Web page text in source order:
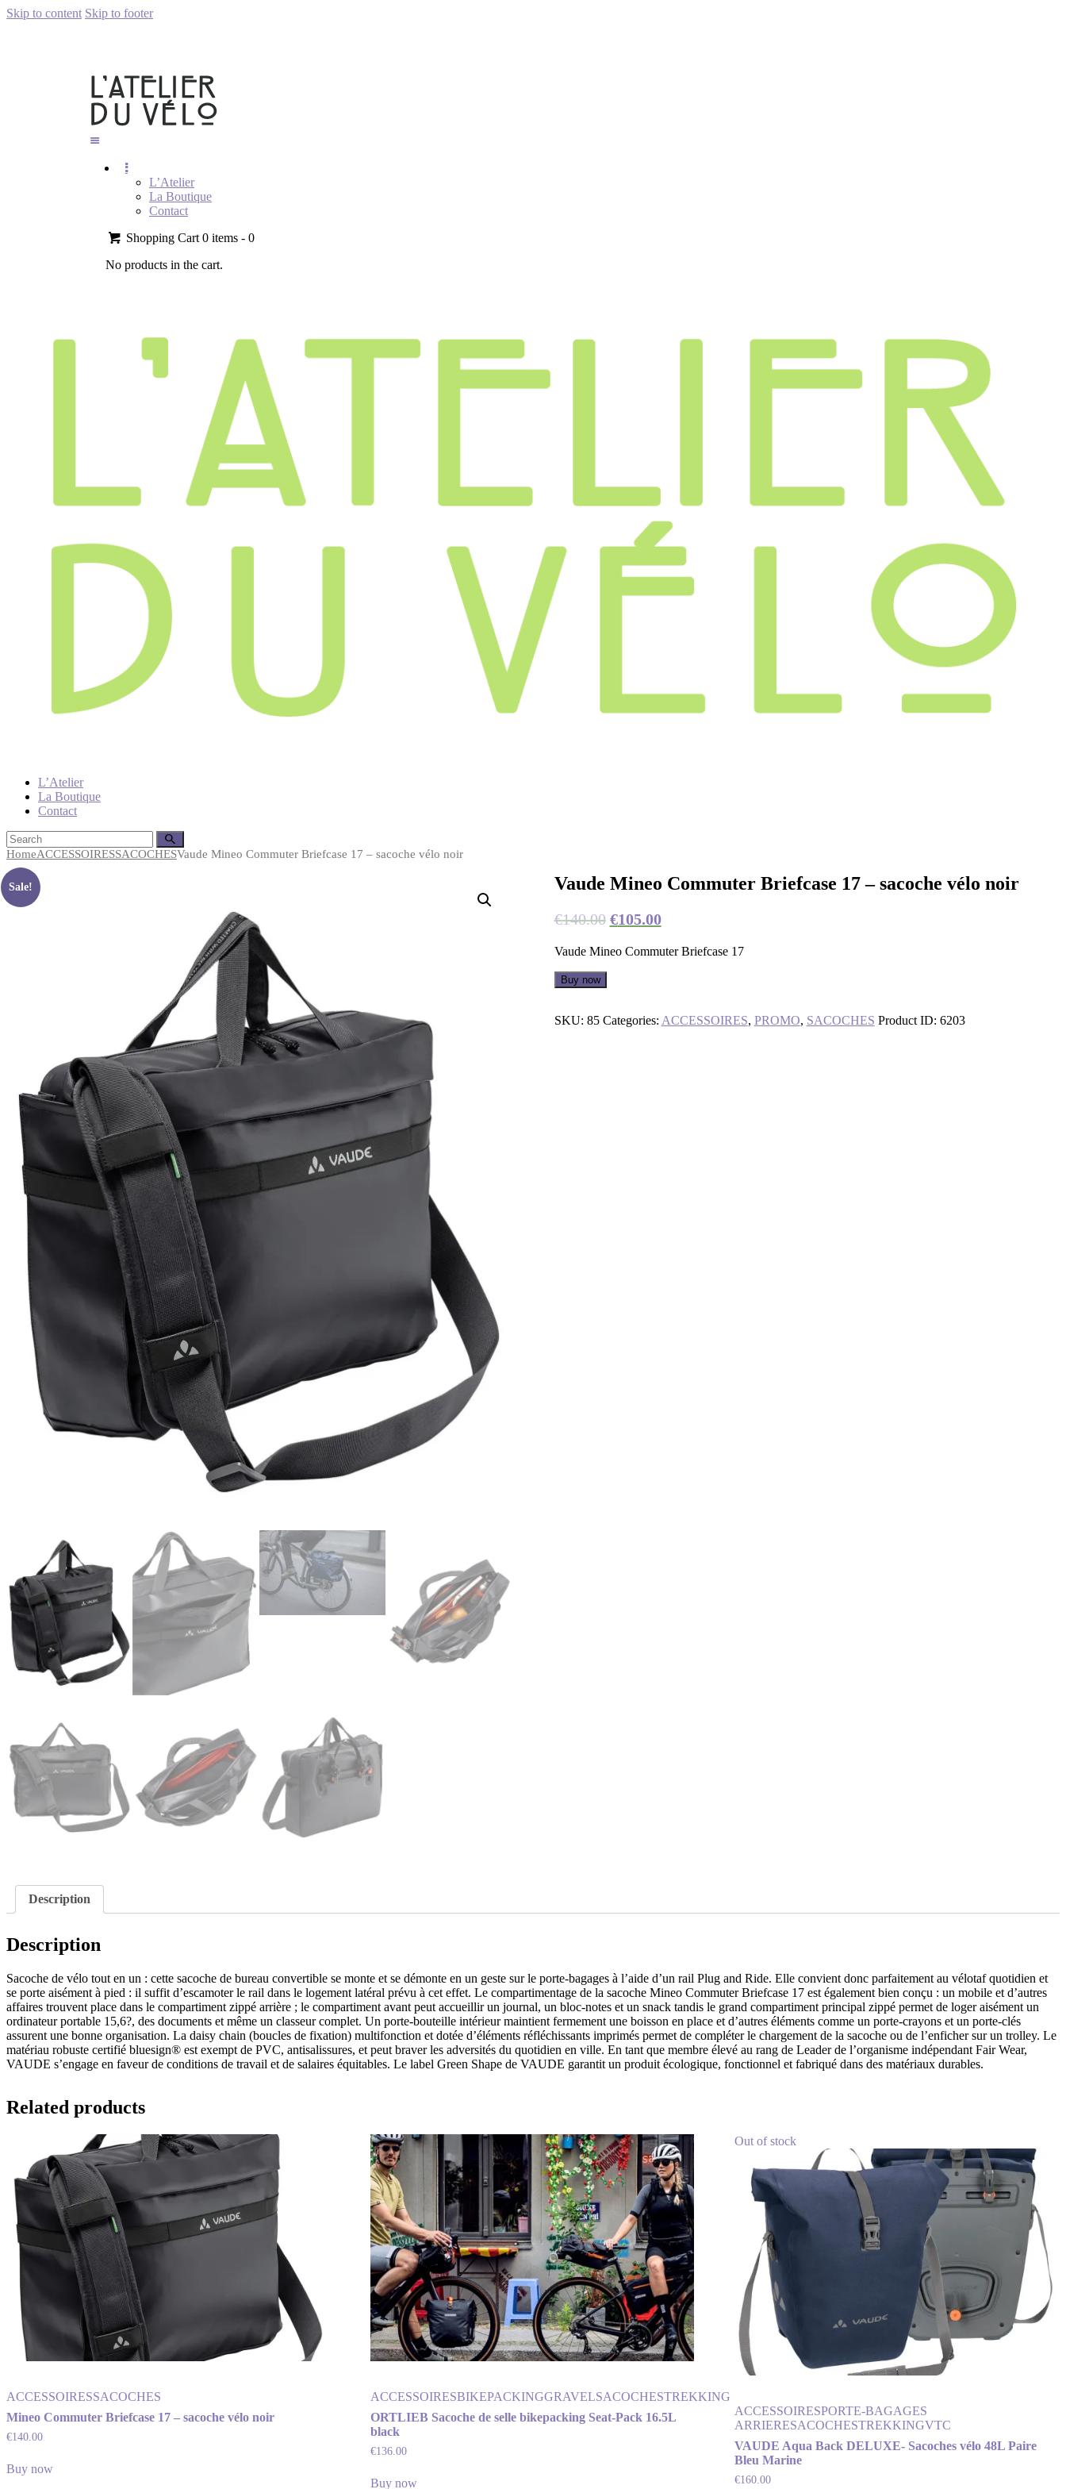
Skip to content Skip to footer
L’Atelier
La Boutique
Contact
Shopping Cart 0 items -0
No products in the cart.
L’Atelier
La Boutique
Contact
HomeACCESSOIRESSACOCHESVaude Mineo Commuter Briefcase 17 – sacoche vélo noir
Sale! Vaude Mineo Commuter Briefcase 17 – sacoche vélo noir
€140.00 €105.00
Vaude Mineo Commuter Briefcase 17
Buy now
SKU: 85 Categories: ACCESSOIRES, PROMO, SACOCHES Product ID: 6203
Description
Description
Sacoche de vélo tout en un : cette sacoche de bureau convertible se monte et se démonte en un geste sur le porte-bagages à l’aide d’un rail Plug and Ride. Elle convient donc parfaitement au vélotaf quotidien et
se porte aisément à pied : il suffit d’escamoter le rail dans le logement latéral prévu à cet effet. Le compartimentage de la sacoche Mineo Commuter Briefcase 17 est également bien conçu : un mobile et d’autres
affaires trouvent place dans le compartiment zippé arrière ; le compartiment avant peut accueillir un journal, un bloc-notes et un snack tandis le grand compartiment principal zippé permet de loger aisément un
ordinateur portable 15,6?, des documents et même un classeur complet. Un porte-bouteille intérieur maintient fermement une boisson en place et d’autres éléments comme un porte-crayons et un porte-clés
assurent une bonne organisation. La daisy chain (boucles de fixation) multifonction et dotée d’éléments réfléchissants imprimés permet de compléter le chargement de la sacoche ou de l’enficher sur un trolley. Le
matériau robuste certifié bluesign® est exempt de PVC, antisalissures, et peut braver les adversités du quotidien en ville. En tant que membre élevé au rang de Leader de l’organisme indépendant Fair Wear,
VAUDE s’engage en faveur de conditions de travail et de salaires équitables. Le label Green Shape de VAUDE garantit un produit écologique, fonctionnel et fabriqué dans des matériaux durables.
Related products
ACCESSOIRESSACOCHES
Mineo Commuter Briefcase 17 – sacoche vélo noir
€140.00
Buy now
ACCESSOIRESBIKEPACKINGGRAVELSACOCHESTREKKING
ORTLIEB Sacoche de selle bikepacking Seat-Pack 16.5L
black
€136.00
Buy now
Out of stock
ACCESSOIRESPORTE-BAGAGES
ARRIERESACOCHESTREKKINGVTC
VAUDE Aqua Back DELUXE- Sacoches vélo 48L Paire
Bleu Marine
€160.00